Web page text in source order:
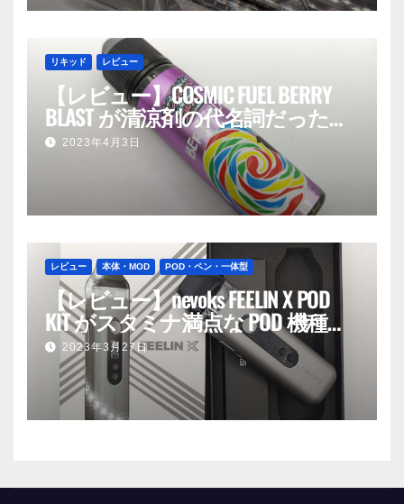
リキッド レビュー
【レビュー】COSMIC FUEL BERRY
BLAST が清涼剤の代名詞だった
話。
2023年4月3日
レビュー 本体・MOD POD・ペン・一体型
【レビュー】nevoks FEELIN X POD
KIT がスタミナ満点な POD 機種だ
った話。
2023年3月27日